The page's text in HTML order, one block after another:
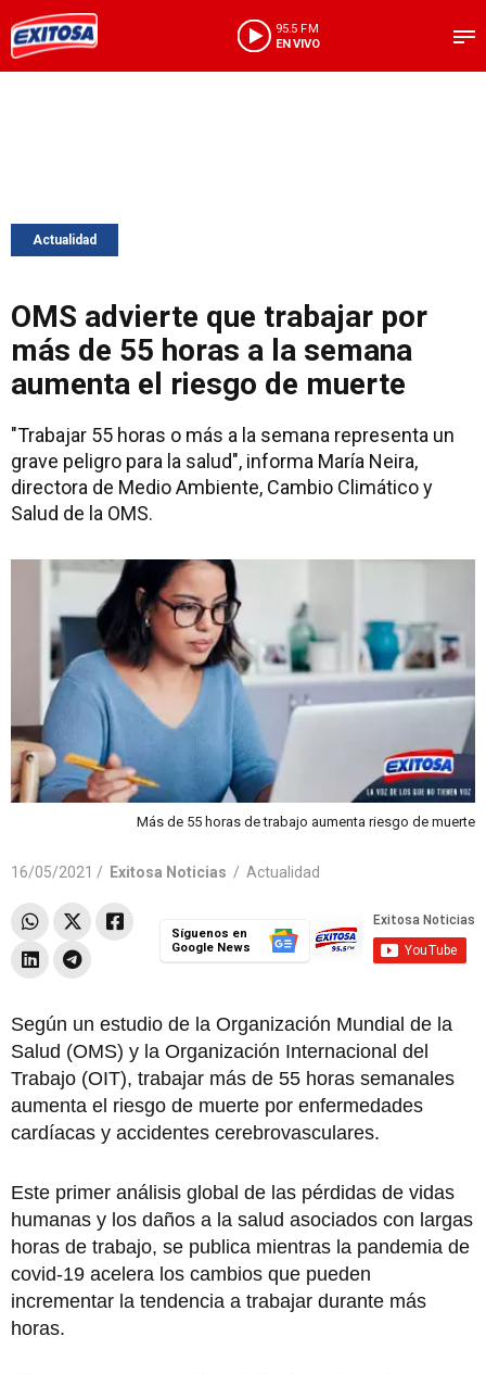
95.5 FM
EN VIVO
Actualidad
OMS advierte que trabajar por
más de 55 horas a la semana
aumenta el riesgo de muerte
"Trabajar 55 horas o más a la semana representa un
grave peligro para la salud", informa María Neira,
directora de Medio Ambiente, Cambio Climático y
Salud de la OMS.
Más de 55 horas de trabajo aumenta riesgo de muerte
16/05/2021 / Exitosa Noticias / Actualidad
Síguenos en
Google News
Según un estudio de la Organización Mundial de la
Salud (OMS) y la Organización Internacional del
Trabajo (OIT), trabajar más de 55 horas semanales
aumenta el riesgo de muerte por enfermedades
cardíacas y accidentes cerebrovasculares.
Este primer análisis global de las pérdidas de vidas
humanas y los daños a la salud asociados con largas
horas de trabajo, se publica mientras la pandemia de
covid-19 acelera los cambios que pueden
incrementar la tendencia a trabajar durante más
horas.